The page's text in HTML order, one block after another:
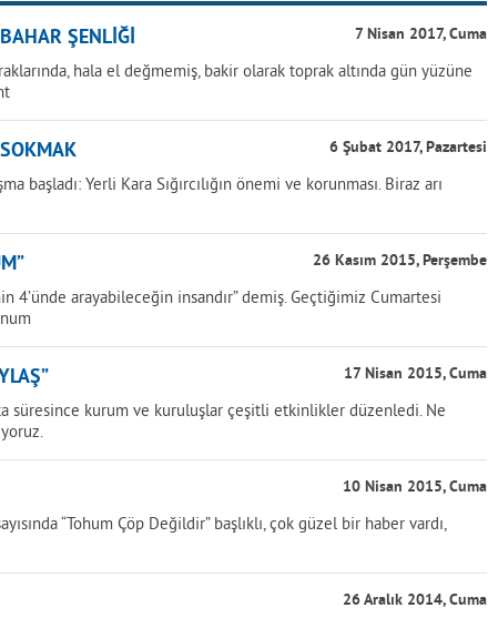
ŞENLİĞİ 7 Nisan 2017, Cuma
hala el değmemiş, bakir olarak toprak altında gün yüzüne
6 Şubat 2017, Pazartesi
başladı: Yerli Kara Sığırcılığın önemi ve korunması. Biraz arı
26 Kasım 2015, Perşembe
4’ünde arayabileceğin insandır” demiş. Geçtiğimiz Cumartesi
17 Nisan 2015, Cuma
süresince kurum ve kuruluşlar çeşitli etkinlikler düzenledi. Ne
10 Nisan 2015, Cuma
“Tohum Çöp Değildir” başlıklı, çok güzel bir haber vardı,
26 Aralık 2014, Cuma